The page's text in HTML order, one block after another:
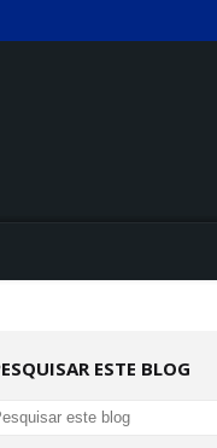
ESTE BLOG